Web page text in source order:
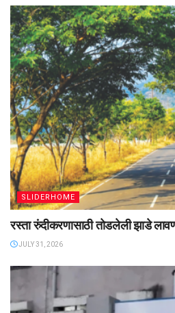
SLIDERHOME
रस्ता रुंदीकरणासाठी तोडलेली झाडे
JULY 31, 2026